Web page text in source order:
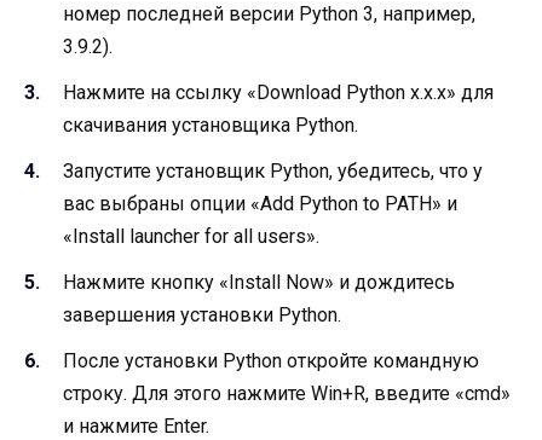
номер последней версии Python 3, например,
3.9.2).
Нажмите на ссылку «Download Python x.x.x» для
скачивания установщика Python.
Запустите установщик Python, убедитесь, что у
вас выбраны опции «Add Python to PATH» и
«Install launcher for all users».
Нажмите кнопку «Install Now» и дождитесь
завершения установки Python.
После установки Python откройте командную
строку. Для этого нажмите Win+R, введите «cmd»
и нажмите Enter.